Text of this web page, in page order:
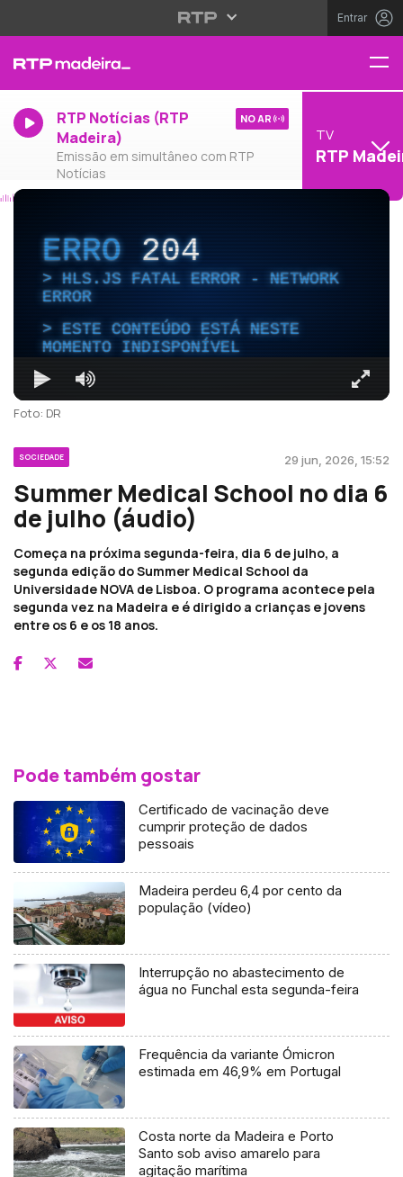
Entrar
RTP Notícias (RTP
Madeira)
Emissão em simultâneo com RTP
Notícias
NO AR
TV
RTP
ERRO204
HLS.JS FATAL ERROR - NETWORK
ERROR
ESTE CONTEÚDO ESTÁ NESTE
MOMENTO INDISPONÍVEL
Foto: DR
SOCIEDADE 29 jun, 2026, 15:52
Summer Medical School no dia 6
de julho (áudio)
Começa na próxima segunda-feira, dia 6 de julho, a
segunda edição do Summer Medical School da
Universidade NOVA de Lisboa. O programa acontece pela
segunda vez na Madeira e é dirigido a crianças e jovens
entre os 6 e os 18 anos.
Pode também gostar
Certificado de vacinação deve
cumprir proteção de dados
pessoais
Madeira perdeu 6,4 por cento da
população (vídeo)
Interrupção no abastecimento de
água no Funchal esta segunda-feira
Frequência da variante Ómicron
estimada em 46,9% em Portugal
Costa norte da Madeira e Porto
Santo sob aviso amarelo para
agitação marítima